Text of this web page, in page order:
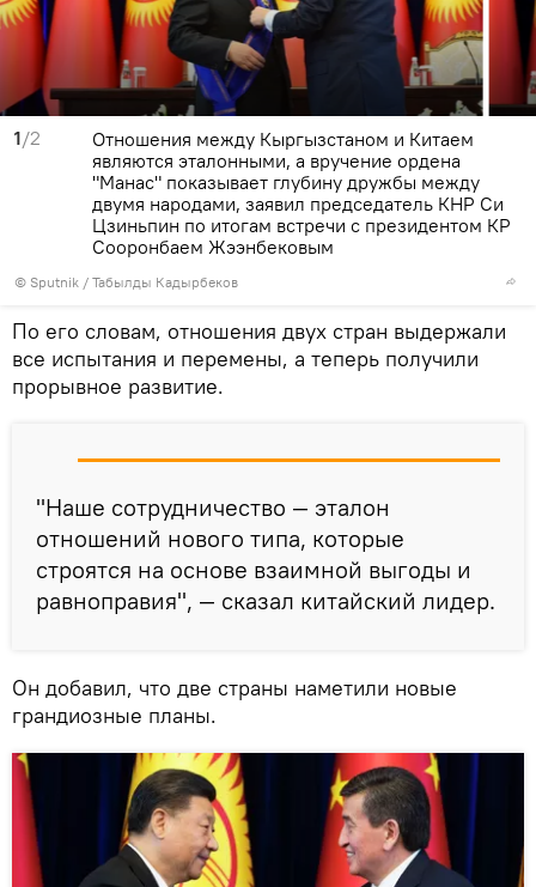
1/2
© Sputnik / Табылды Кадырбеков
Отношения между Кыргызстаном и Китаем
являются эталонными, а вручение ордена
"Манас" показывает глубину дружбы между
двумя народами, заявил председатель КНР Си
Цзиньпин по итогам встречи с президентом КР
Сооронбаем Жээнбековым
По его словам, отношения двух стран выдержали
все испытания и перемены, а теперь получили
прорывное развитие.
"Наше сотрудничество — эталон
отношений нового типа, которые
строятся на основе взаимной выгоды и
равноправия", — сказал китайский лидер.
Он добавил, что две страны наметили новые
грандиозные планы.